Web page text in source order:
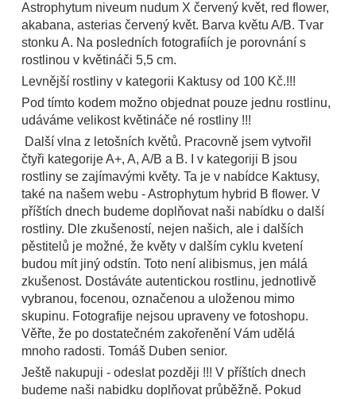
Astrophytum niveum nudum X červený květ, red flower,
akabana, asterias červený květ. Barva květu A/B. Tvar
stonku A. Na posledních fotografiích je porovnání s
rostlinou v květináči 5,5 cm.
Levnější rostliny v kategorii Kaktusy od 100 Kč.!!!
Pod tímto kodem možno objednat pouze jednu rostlinu,
udáváme velikost květináče né rostliny !!!
Další vlna z letošních květů. Pracovně jsem vytvořil
čtyři kategorije A+, A, A/B a B. I v kategoriji B jsou
rostliny se zajímavými květy. Ta je v nabídce Kaktusy,
také na našem webu - Astrophytum hybrid B flower. V
příštích dnech budeme doplňovat naši nabídku o další
rostliny. Dle zkušeností, nejen našich, ale i dalších
pěstitelů je možné, že květy v dalším cyklu kvetení
budou mít jiný odstín. Toto není alibismus, jen málá
zkušenost. Dostáváte autentickou rostlinu, jednotlivě
vybranou, focenou, označenou a uloženou mimo
skupinu. Fotografije nejsou upraveny ve fotoshopu.
Věřte, že po dostatečném zakořenění Vám udělá
mnoho radosti. Tomáš Duben senior.
Ještě nakupuji - odeslat později !!! V příštích dnech
budeme naši nabidku doplňovat průběžně. Pokud